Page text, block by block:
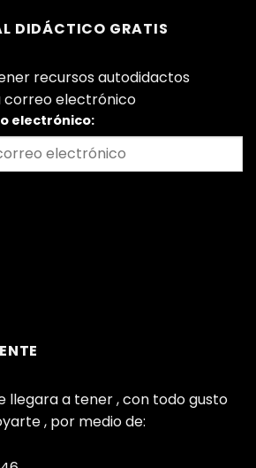
DIDÁCTICO GRATIS
recursos autodidactos
electrónico
electrónico:
llegara a tener , con todo gusto
, por medio de: